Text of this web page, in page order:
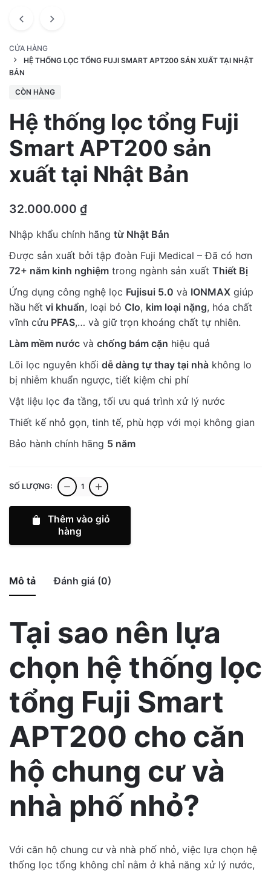
CỬA HÀNG
HỆ THỐNG LỌC TỔNG FUJI SMART APT200 SẢN XUẤT TẠI NHẬT
BẢN
CÒN HÀNG
Hệ thống lọc tổng Fuji
Smart APT200 sản
xuất tại Nhật Bản
32.000.000 ₫
Nhập khẩu chính hãng từ Nhật Bản
Được sản xuất bởi tập đoàn Fuji Medical – Đã có hơn
72+ năm kinh nghiệm trong ngành sản xuất Thiết Bị
Ứng dụng công nghệ lọc Fujisui 5.0 và IONMAX giúp
hầu hết vi khuẩn, loại bỏ Clo, kim loại nặng, hóa chất
vĩnh cửu PFAS,… và giữ trọn khoáng chất tự nhiên.
Làm mềm nước và chống bám cặn hiệu quả
Lõi lọc nguyên khối dễ dàng tự thay tại nhà không lo
bị nhiễm khuẩn ngược, tiết kiệm chi phí
Vật liệu lọc đa tầng, tối ưu quá trình xử lý nước
Thiết kế nhỏ gọn, tinh tế, phù hợp với mọi không gian
Bảo hành chính hãng 5 năm
SỐ LƯỢNG: Hệ
thống
lọc
tổng
Fuji
APT200
Nhật
số
lượng
Thêm vào giỏ
hàng
Mô tả Đánh giá (0)
Tại sao nên lựa
chọn hệ thống lọc
tổng Fuji Smart
APT200 cho căn
hộ chung cư và
nhà phố nhỏ?
Với căn hộ chung cư và nhà phố nhỏ, việc lựa chọn hệ
thống lọc tổng không chỉ nằm ở khả năng xử lý nước,
Total
reviews
There are no reviews yet.
Be the first to review “
Write a Review